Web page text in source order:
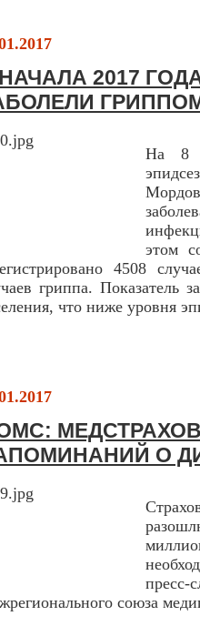
2017
На 8
этом
4508
гриппа. Показатель
что ниже уровня
О
союза